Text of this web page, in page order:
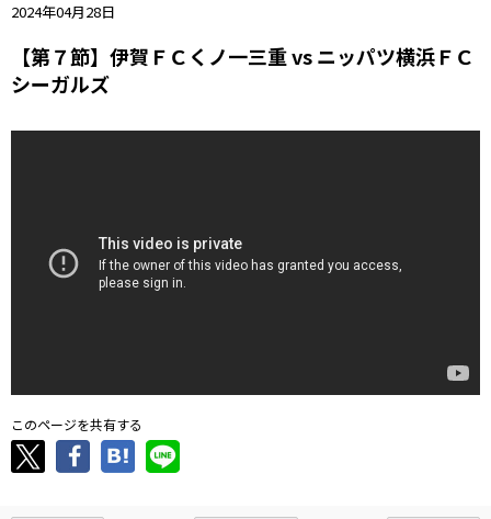
2024年04月28日
【第７節】伊賀ＦＣくノ一三重 vs ニッパツ横浜ＦＣ
シーガルズ
このページを共有する